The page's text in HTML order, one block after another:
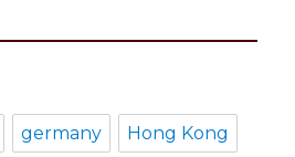
germany Hong Kong